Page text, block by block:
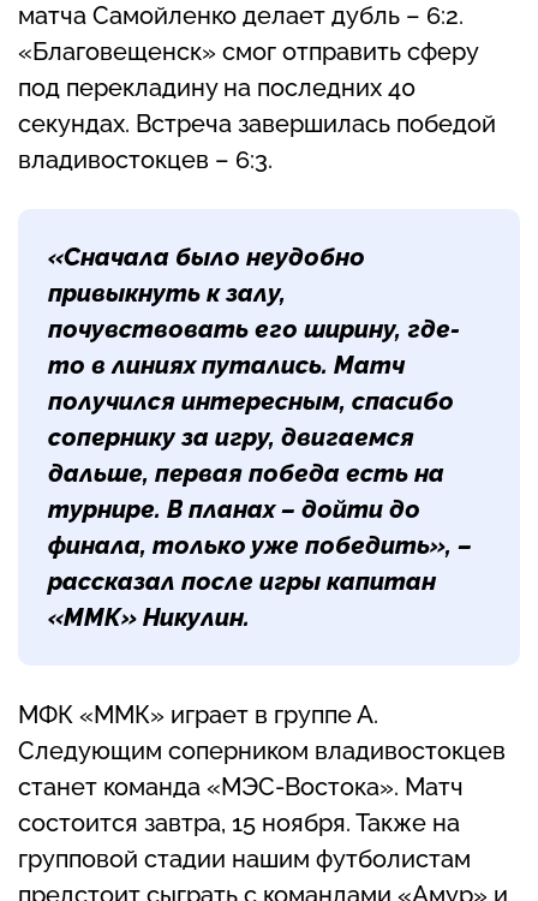
матча Самойленко делает дубль – 6:2.
«Благовещенск» смог отправить сферу
под перекладину на последних 40
секундах. Встреча завершилась победой
владивостокцев – 6:3.
«Сначала было неудобно
привыкнуть к залу,
почувствовать его ширину, где-
то в линиях путались. Матч
получился интересным, спасибо
сопернику за игру, двигаемся
дальше, первая победа есть на
турнире. В планах – дойти до
финала, только уже победить», –
рассказал после игры капитан
«ММК» Никулин.
МФК «ММК» играет в группе А.
Следующим соперником владивостокцев
станет команда «МЭС-Востока». Матч
состоится завтра, 15 ноября. Также на
групповой стадии нашим футболистам